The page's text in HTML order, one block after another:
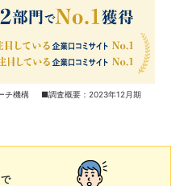
チ機構 ■調査概要：2023年12月期